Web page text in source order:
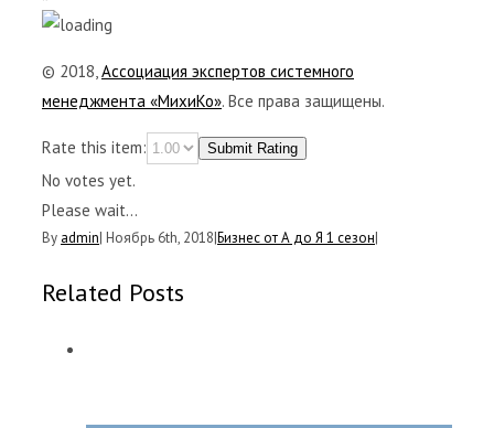
© 2018,Ассоциация экспертов системного
менеджмента «МихиКо». Все права защищены.
Rate this item: Submit Rating
No votes yet.
Please wait...
By admin| Ноябрь 6th, 2018|Бизнес от А до Я 1 сезон|
Related Posts